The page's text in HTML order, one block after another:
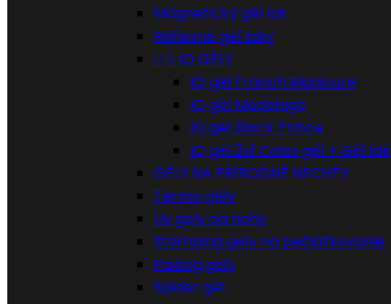
Magnetický gél lak
Reflexné gél laky
  IQ GÉLY
IQ gél Franch Manicure
IQ gél Modelage
IQ gél Black Prince
IQ gél 2v1 Color gél + Gél lak
GÉLY NA PRÍRODNÉ NECHTY
Termo gély
Uv gely na nohy
Stamping gely na pečiatkovanie
Paiting gély
Spider gél